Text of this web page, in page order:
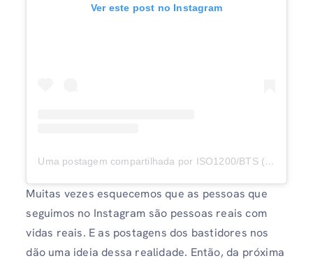
Ver este post no Instagram
Uma postagem compartilhada por ISO1200/BTS (@iso1200magazine)
Muitas vezes esquecemos que as pessoas que
seguimos no Instagram são pessoas reais com
vidas reais. E as postagens dos bastidores nos
dão uma ideia dessa realidade. Então, da próxima